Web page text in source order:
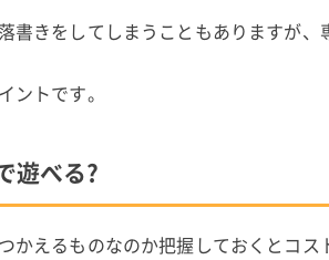
書きをしてしまうこともありますが、
トです。
遊べる?
かえるものなのか把握しておくとコス